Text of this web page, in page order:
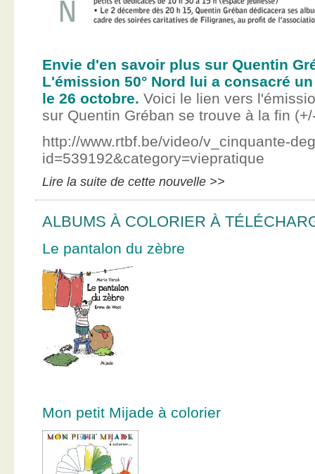
Envie d'en savoir plus sur Quentin
L'émission 50° Nord lui a consacré
le 26 octobre. Voici le lien vers
sur Quentin Gréban se trouve à la fin
http://www.rtbf.be/video/v_cinquante-
id=539192&category=viepratique
Lire la suite de cette nouvelle >>
ALBUMS À COLORIER À
Le pantalon du zèbre
Mon petit Mijade à colorier